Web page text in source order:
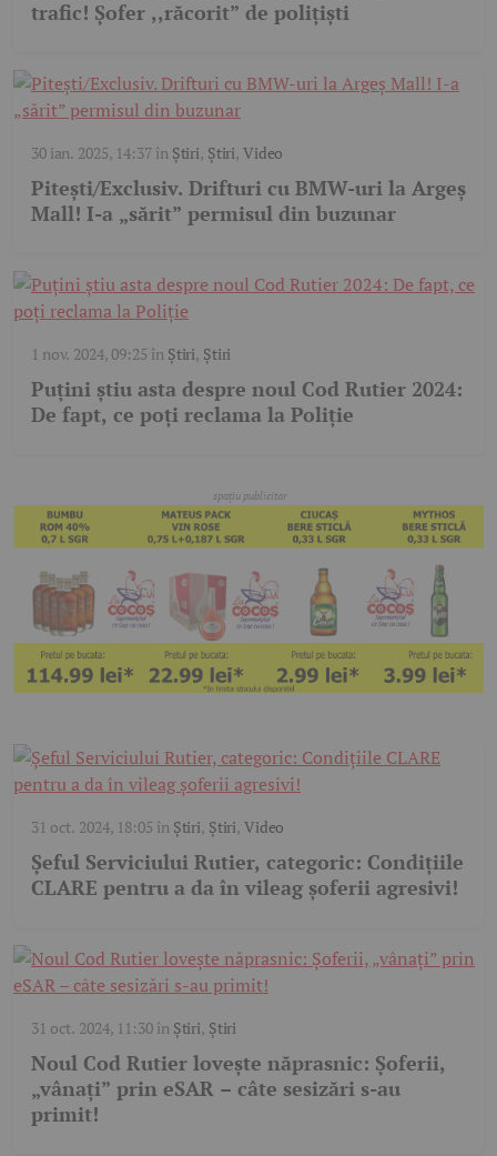
trafic! Șofer ,,răcorit” de polițiști
30 ian. 2025, 14:37în Știri, Știri,Video
Pitești/Exclusiv. Drifturi cu BMW-uri la Argeș
Mall! I-a „sărit” permisul din buzunar
1 nov. 2024, 09:25 în Știri, Știri
Puțini știu asta despre noul Cod Rutier 2024:
De fapt, ce poți reclama la Poliție
31 oct. 2024, 18:05 în Știri, Știri,Video
Șeful Serviciului Rutier, categoric: Condițiile
CLARE pentru a da în vileag șoferii agresivi!
31 oct. 2024, 11:30în Știri, Știri
Noul Cod Rutier lovește năprasnic: Șoferii,
„vânați” prin eSAR – câte sesizări s-au
primit!